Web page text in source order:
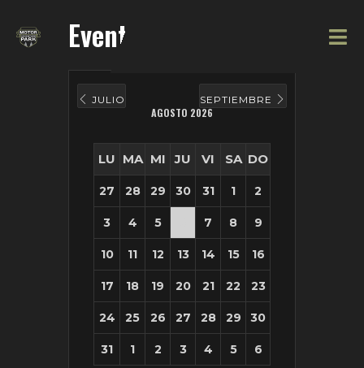
Eventos
JULIO
AGOSTO 2026
SEPTIEMBRE
LU MA MI JU VI SA DO
27 28 29 30 31 1 2
3 4 5 7 8 9
10 11 12 13 14 15 16
17 18 19 20 21 22 23
24 25 26 27 28 29 30
31 1 2 3 4 5 6